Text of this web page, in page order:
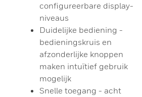
configureerbare display-
niveaus
Duidelijke bediening -
bedieningskruis en
afzonderlijke knoppen
maken intuïtief gebruik
mogelijk
Snelle toegang - acht